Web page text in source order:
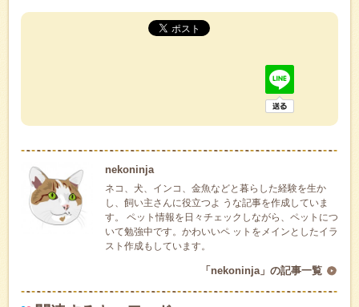
nekoninja
ネコ、犬、インコ、金魚などと暮らした経験を生か
し、飼い主さんに役立つよ うな記事を作成していま
す。 ペット情報を日々チェックしながら、ペットにつ
いて勉強中です。かわいいペ ットをメインとしたイラ
スト作成もしています。
「nekoninja」の記事一覧